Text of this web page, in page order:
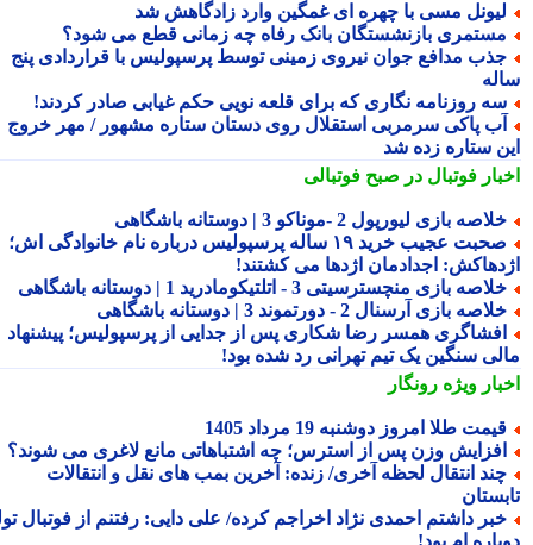
مسی با چهره ای غمگین وارد زادگاهش شد
بازنشستگان بانک رفاه چه زمانی قطع می شود؟
مدافع جوان نیروی زمینی توسط پرسپولیس با قراردادی پنج
روزنامه نگاری که برای قلعه نویی حکم غیابی صادر کردند!
پاکی سرمربی استقلال روی دستان ستاره مشهور / مهر خروج
ستاره زده شد
فوتبال در صبح فوتبالی
بازی لیورپول 2 -موناکو 3 | دوستانه باشگاهی
صحبت عجیب خرید ۱۹ ساله پرسپولیس درباره نام خانوادگی اش؛
اجدادمان اژدها می کشتند!
بازی منچسترسیتی 3 - اتلتیکومادرید 1 | دوستانه باشگاهی
بازی آرسنال 2 - دورتموند 3 | دوستانه باشگاهی
همسر رضا شکاری پس از جدایی از پرسپولیس؛ پیشنهاد
سنگین یک تیم تهرانی رد شده بود!
ویژهرونگار
طلا امروز دوشنبه 19 مرداد 1405
وزن پس از استرس؛ چه اشتباهاتی مانع لاغری می شوند؟
انتقال لحظه آخری/ زنده: آخرین بمب های نقل و انتقالات
داشتم احمدی نژاد اخراجم کرده/ علی دایی: رفتنم از فوتبال تولد